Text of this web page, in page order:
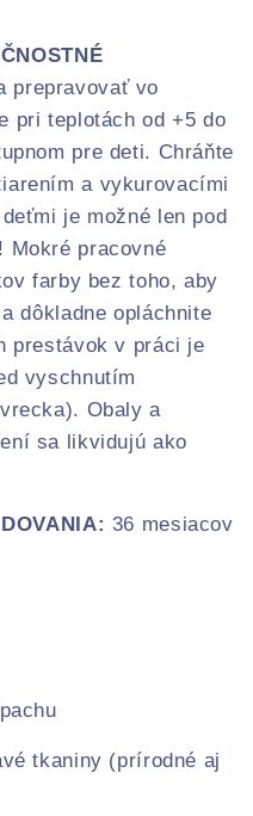
prepravovať vo
pri teplotách od +5 do
pre deti. Chráňte
a vykurovacími
je možné len pod
Mokré pracovné
farby bez toho, aby
dôkladne opláchnite
prestávok v práci je
vyschnutím
Obaly a
sa likvidujú ako
36 mesiacov
tkaniny (prírodné aj